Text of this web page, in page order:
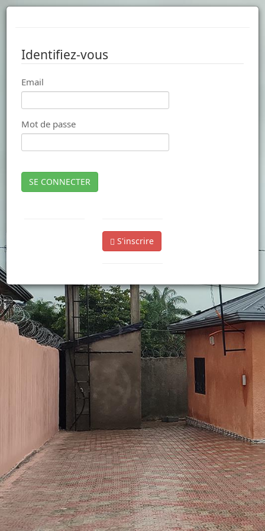
Identifiez-vous
Email
Mot de passe
SE CONNECTER
S'inscrire